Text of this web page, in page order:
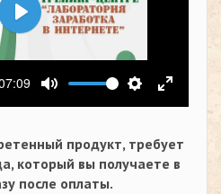
Выключить звукНастройки
На
Воспроизвести
продукт, требует
который вы получаете в
после оплаты.